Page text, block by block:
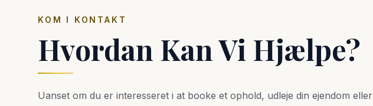
KOM I KONTAKT
Hvordan Kan Vi Hjælpe?
Uanset om du er interesseret i at booke et ophold, udleje din ejendom eller